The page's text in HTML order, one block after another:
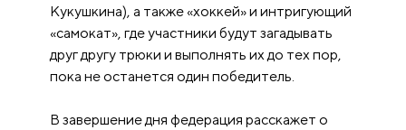
Кукушкина), а также «хоккей» и интригующий
«самокат», где участники будут загадывать
друг другу трюки и выполнять их до тех пор,
пока не останется один победитель.
В завершение дня федерация расскажет о